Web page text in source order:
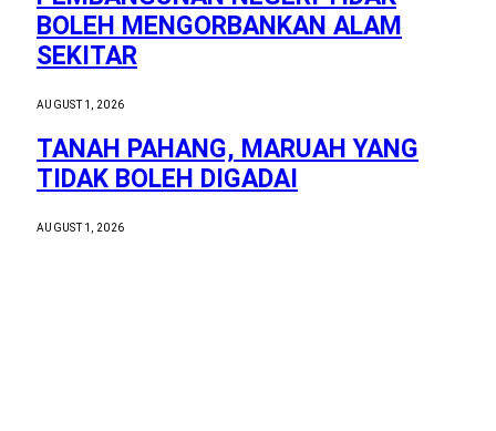
BOLEH MENGORBANKAN ALAM
SEKITAR
AUGUST 1, 2026
TANAH PAHANG, MARUAH YANG
TIDAK BOLEH DIGADAI
AUGUST 1, 2026